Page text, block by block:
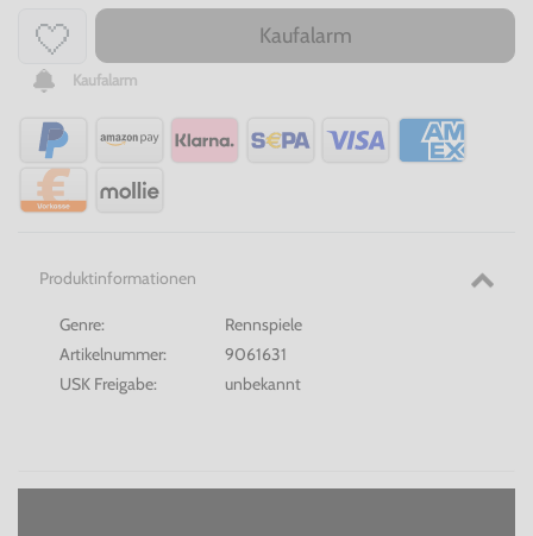
Kaufalarm
Kaufalarm
Produktinformationen
Genre:
Rennspiele
Artikelnummer:
9061631
USK Freigabe:
unbekannt